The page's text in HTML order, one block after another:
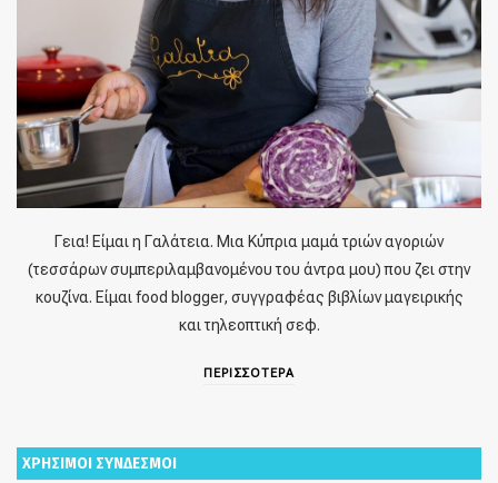
Γεια! Είμαι η Γαλάτεια. Μια Κύπρια μαμά τριών αγοριών
(τεσσάρων συμπεριλαμβανομένου του άντρα μου) που ζει στην
κουζίνα. Είμαι food blogger, συγγραφέας βιβλίων μαγειρικής
και τηλεοπτική σεφ.
ΠΕΡΙΣΣΟΤΕΡΑ
ΧΡΗΣΙΜΟΙ ΣΥΝΔΕΣΜΟΙ